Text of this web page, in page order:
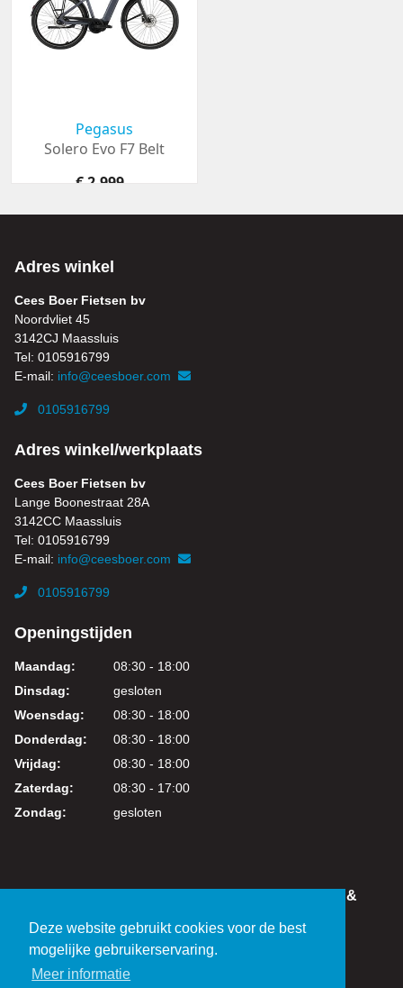
Deze website gebruikt cookies voor de best
mogelijke gebruikerservaring.
Meer informatie
Pegasus
Solero Evo F7 Belt
€ 2.999,-
Adres winkel
Cees Boer Fietsen bv
Noordvliet 45
3142CJ Maassluis
Tel: 0105916799
E-mail: info@ceesboer.com
0105916799
Adres winkel/werkplaats
Cees Boer Fietsen bv
Lange Boonestraat 28A
3142CC Maassluis
Tel: 0105916799
E-mail: info@ceesboer.com
0105916799
Openingstijden
Maandag:
08:30 - 18:00
Dinsdag:
gesloten
Woensdag:
08:30 - 18:00
Donderdag:
08:30 - 18:00
Vrijdag:
08:30 - 18:00
Zaterdag:
08:30 - 17:00
Zondag:
gesloten
IN DEZE WEBSHOP KUNT U VEILIG WINKELEN &
BTW: NL821038461B01